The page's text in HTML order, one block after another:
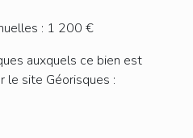
: 1 200 €
auxquels ce bien est
le site Géorisques :